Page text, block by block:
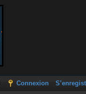
Connexion